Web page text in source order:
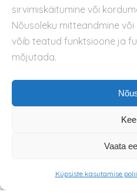
sirvimiskäitumine või
Nõusoleku mitteandmine
võib teatud funktsioone ja
mõjutada.
Vaata
Küpsiste kasutamise